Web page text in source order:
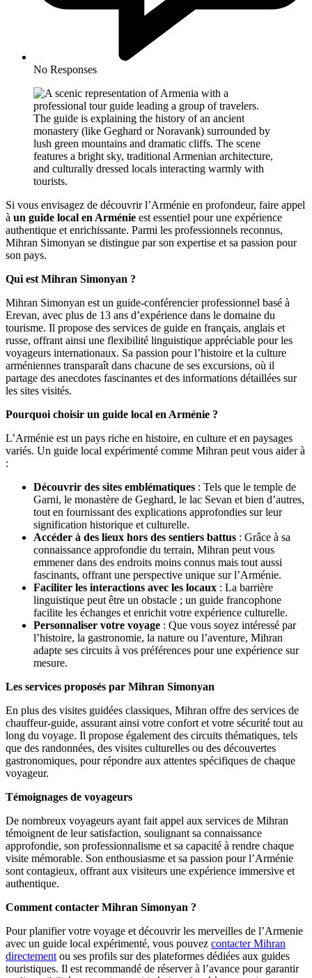
No Responses
Si vous envisagez de découvrir l’Arménie en profondeur, faire appel
à un guide local en Arménie est essentiel pour une expérience
authentique et enrichissante. Parmi les professionnels reconnus,
Mihran Simonyan se distingue par son expertise et sa passion pour
son pays.
Qui est Mihran Simonyan ?
Mihran Simonyan est un guide-conférencier professionnel basé à
Erevan, avec plus de 13 ans d’expérience dans le domaine du
tourisme. Il propose des services de guide en français, anglais et
russe, offrant ainsi une flexibilité linguistique appréciable pour les
voyageurs internationaux. Sa passion pour l’histoire et la culture
arméniennes transparaît dans chacune de ses excursions, où il
partage des anecdotes fascinantes et des informations détaillées sur
les sites visités.
Pourquoi choisir un guide local en Arménie ?
L’Arménie est un pays riche en histoire, en culture et en paysages
variés. Un guide local expérimenté comme Mihran peut vous aider à
:
Découvrir des sites emblématiques : Tels que le temple de
Garni, le monastère de Geghard, le lac Sevan et bien d’autres,
tout en fournissant des explications approfondies sur leur
signification historique et culturelle.
Accéder à des lieux hors des sentiers battus : Grâce à sa
connaissance approfondie du terrain, Mihran peut vous
emmener dans des endroits moins connus mais tout aussi
fascinants, offrant une perspective unique sur l’Arménie.
Faciliter les interactions avec les locaux : La barrière
linguistique peut être un obstacle ; un guide francophone
facilite les échanges et enrichit votre expérience culturelle.
Personnaliser votre voyage : Que vous soyez intéressé par
l’histoire, la gastronomie, la nature ou l’aventure, Mihran
adapte ses circuits à vos préférences pour une expérience sur
mesure.
Les services proposés par Mihran Simonyan
En plus des visites guidées classiques, Mihran offre des services de
chauffeur-guide, assurant ainsi votre confort et votre sécurité tout au
long du voyage. Il propose également des circuits thématiques, tels
que des randonnées, des visites culturelles ou des découvertes
gastronomiques, pour répondre aux attentes spécifiques de chaque
voyageur.
Témoignages de voyageurs
De nombreux voyageurs ayant fait appel aux services de Mihran
témoignent de leur satisfaction, soulignant sa connaissance
approfondie, son professionnalisme et sa capacité à rendre chaque
visite mémorable. Son enthousiasme et sa passion pour l’Arménie
sont contagieux, offrant aux visiteurs une expérience immersive et
authentique.
Comment contacter Mihran Simonyan ?
Pour planifier votre voyage et découvrir les merveilles de l’Armenie
avec un guide local expérimenté, vous pouvez contacter Mihran
directement ou ses profils sur des plateformes dédiées aux guides
touristiques. Il est recommandé de réserver à l’avance pour garantir